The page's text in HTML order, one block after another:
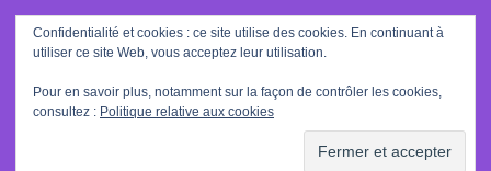
Rechercher
:
Confidentialité et cookies : ce site utilise des cookies. En continuant à
utiliser ce site Web, vous acceptez leur utilisation.
Pour en savoir plus, notamment sur la façon de contrôler les cookies,
consultez : Politique relative aux cookies